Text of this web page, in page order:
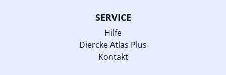
SERVICE
Hilfe
Diercke Atlas Plus
Kontakt